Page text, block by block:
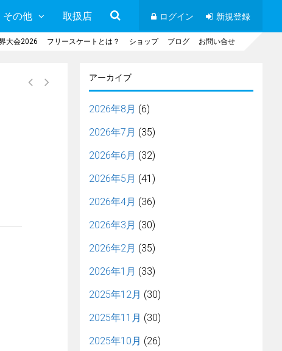
その他 取扱店 ログイン 新規登録
大会2026 フリースケートとは？ ショップ ブログ お問い合せ
アーカイブ
2026年8月 (6)
2026年7月 (35)
2026年6月 (32)
2026年5月 (41)
2026年4月 (36)
2026年3月 (30)
2026年2月 (35)
2026年1月 (33)
2025年12月 (30)
2025年11月 (30)
2025年10月 (26)